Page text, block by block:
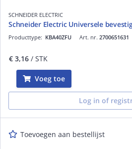
SCHNEIDER ELECTRIC
Schneider Electric Universele
Art. nr. 2700651631
Producttype: KBA40ZFU
€ 3,16 / STK
Voeg toe
Log in of
Toevoegen aan bestellijst